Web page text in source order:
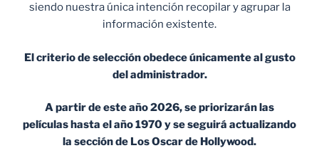
siendo nuestra única intención recopilar y agrupar la
información existente.
El criterio de selección obedece únicamente al gusto
del administrador.
A partir de este año 2026, se priorizarán las
películas hasta el año 1970 y se seguirá actualizando
la sección de Los Oscar de Hollywood.